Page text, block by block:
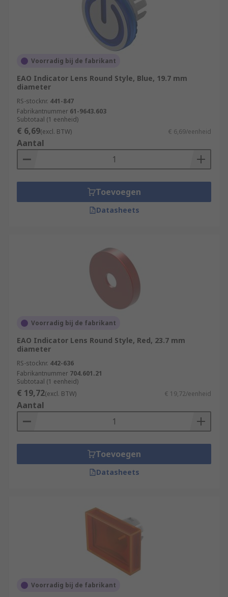
Voorradig bij de fabrikant
EAO Indicator Lens Round Style, Blue, 19.7 mm
diameter
RS-stocknr. 441-847
Fabrikantnummer 61-9643.603
Subtotaal (1 eenheid)
€ 6,69(excl. BTW) € 6,69/eenheid
Aantal
Toevoegen
Datasheets
Voorradig bij de fabrikant
EAO Indicator Lens Round Style, Red, 23.7 mm
diameter
RS-stocknr. 442-636
Fabrikantnummer 704.601.21
Subtotaal (1 eenheid)
€ 19,72(excl. BTW) € 19,72/eenheid
Aantal
Toevoegen
Datasheets
Voorradig bij de fabrikant